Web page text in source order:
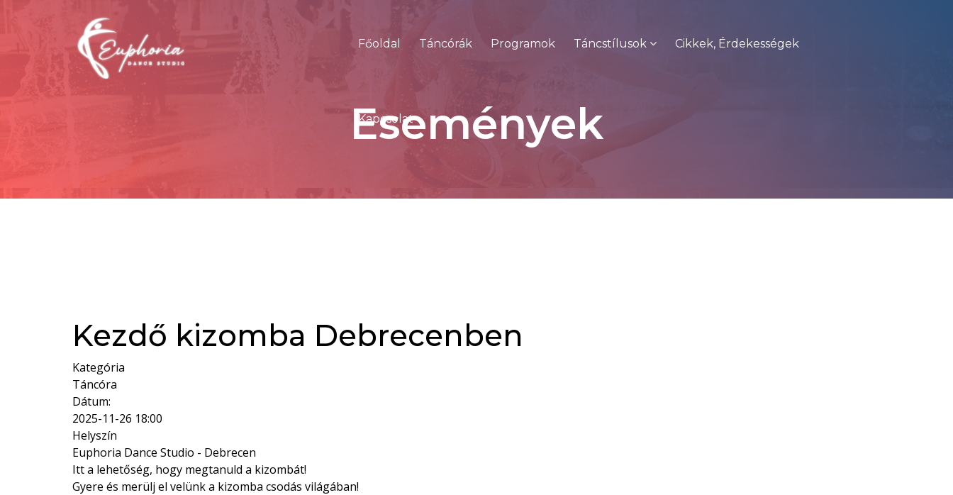
Főoldal Táncórák Programok Táncstílusok Cikkek, Érdekességek
Kapcsolat
Események
Kezdő kizomba Debrecenben
Kategória
Táncóra
Dátum:
2025-11-26 18:00
Helyszín
Euphoria Dance Studio - Debrecen
Itt a lehetőség, hogy megtanuld a kizombát!
Gyere és merülj el velünk a kizomba csodás világában!